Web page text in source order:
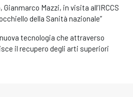
Mazzi, in visita all’IRCCS
della Sanità nazionale”
tecnologia che attraverso
il recupero degli arti superiori